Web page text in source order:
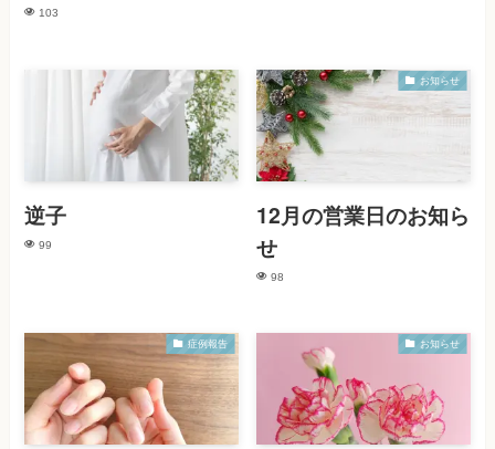
103
逆子
99
お知らせ
12月の営業日のお知ら
せ
98
症例報告 お知らせ